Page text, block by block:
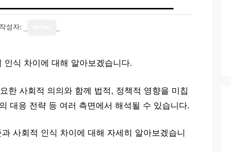
작성자:
식 차이에 대해 알아보겠습니다.
한 사회적 의의와 함께 법적, 정책적 영향을 미칩
대응 전략 등 여러 측면에서 해석될 수 있습니다.
사회적 인식 차이에 대해 자세히 알아보겠습니